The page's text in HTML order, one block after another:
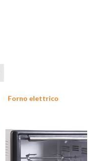
Forno elettrico